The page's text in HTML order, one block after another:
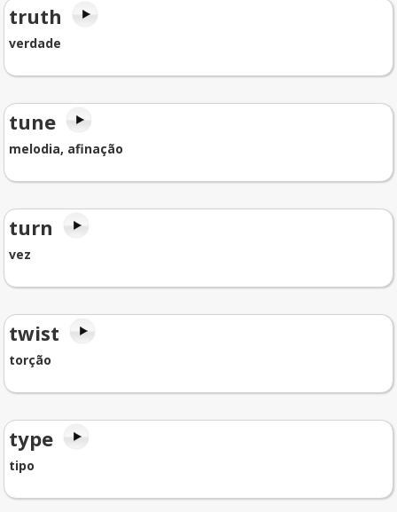
truth
verdade
tune
melodia, afinação
turn
vez
twist
torção
type
tipo